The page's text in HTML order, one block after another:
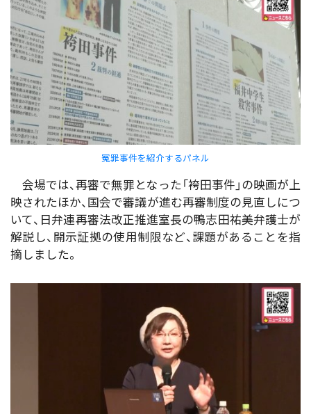
冤罪事件を紹介するパネル
会場では、再審で無罪となった「袴田事件」の映画が上
映されたほか、国会で審議が進む再審制度の見直しにつ
いて、日弁連再審法改正推進室長の鴨志田祐美弁護士が
解説し、開示証拠の使用制限など、課題があることを指
摘しました。